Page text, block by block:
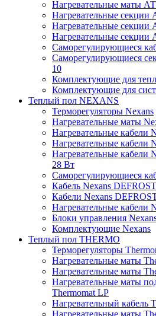
Нагревательные маты
Нагревательные
Нагревательные
Нагревательные
Саморегулирующиеся
Саморегулирующиеся
10
Комплектующие для
Комплектующие для
Теплый пол NEXANS
Терморегуляторы Nexans
Нагревательные маты
Нагревательные кабели
Нагревательные кабели
Нагревательные
28 Вт
Саморегулирующиеся
Кабель Nexans
Кабели Nexans
Нагревательные кабели
Блоки управления
Комплектующие Nexans
Теплый пол THERMO
Терморегуляторы
Нагревательные маты
Нагревательные маты
Нагревательные маты
Thermomat LP
Нагревательный кабель
Нагревательные маты